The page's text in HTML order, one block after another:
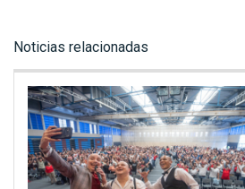
Noticias relacionadas